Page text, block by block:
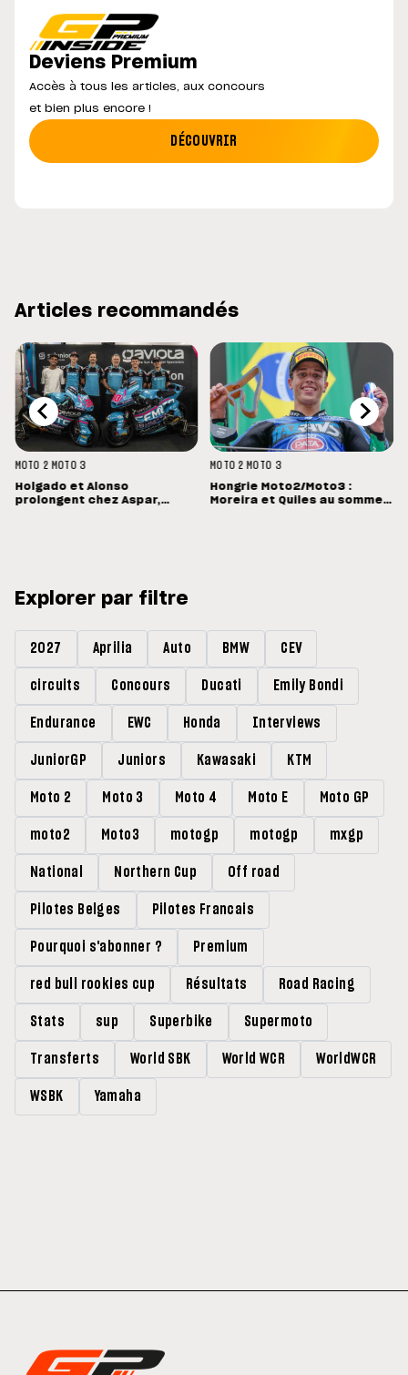
Deviens Premium
Accès à tous les articles, aux concours
et bien plus encore !
DÉCOUVRIR
Articles recommandés
MOTO 2 MOTO 3
Holgado et Alonso
prolongent chez Aspar,
MOTO 2 MOTO 3
Hongrie Moto2/Moto3 :
Moreira et Quiles au sommet,
Explorer par filtre
2027 Aprilia Auto BMW CEV
circuits Concours Ducati Emily Bondi
Endurance EWC Honda Interviews
JuniorGP Juniors Kawasaki KTM
Moto 2 Moto 3 Moto 4 Moto E Moto GP
moto2 Moto3 motogp motogp mxgp
National Northern Cup Off road
Pilotes Belges Pilotes Francais
Pourquoi s'abonner ? Premium
red bull rookies cup Résultats Road Racing
Stats sup Superbike Supermoto
Transferts World SBK World WCR WorldWCR
WSBK Yamaha